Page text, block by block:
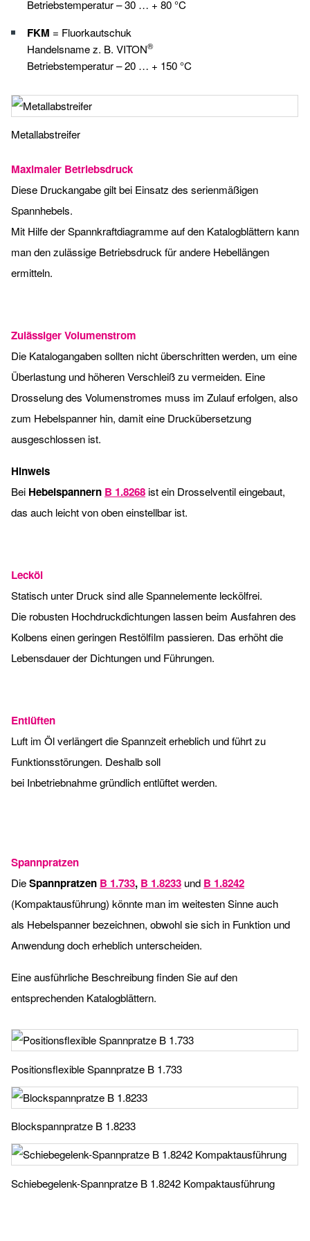
Betriebstemperatur – 30 … + 80 °C
FKM = Fluorkautschuk
Handelsname z. B. VITON®
Betriebstemperatur – 20 … + 150 °C
Metallabstreifer
Maximaler Betriebsdruck
Diese Druckangabe gilt bei Einsatz des serienmäßigen
Spannhebels.
Mit Hilfe der Spannkraftdiagramme auf den Katalogblättern kann
man den zulässige Betriebsdruck für andere Hebellängen
ermitteln.
Zulässiger Volumenstrom
Die Katalogangaben sollten nicht überschritten werden, um eine
Überlastung und höheren Verschleiß zu vermeiden. Eine
Drosselung des Volumenstromes muss im Zulauf erfolgen, also
zum Hebelspanner hin, damit eine Druckübersetzung
ausgeschlossen ist.
Hinweis
Bei Hebelspannern B 1.8268 ist ein Drosselventil eingebaut,
das auch leicht von oben einstellbar ist.
Lecköl
Statisch unter Druck sind alle Spannelemente leckölfrei.
Die robusten Hochdruckdichtungen lassen beim Ausfahren des
Kolbens einen geringen Restölfilm passieren. Das erhöht die
Lebensdauer der Dichtungen und Führungen.
Entlüften
Luft im Öl verlängert die Spannzeit erheblich und führt zu
Funktionsstörungen. Deshalb soll
bei Inbetriebnahme gründlich entlüftet werden.
Spannpratzen
DieSpannpratzen B 1.733, B 1.8233 und B 1.8242
(Kompaktausführung) könnte man im weitesten Sinne auch
als Hebelspanner bezeichnen, obwohl sie sich in Funktion und
Anwendung doch erheblich unterscheiden.
Eine ausführliche Beschreibung finden Sie auf den
entsprechenden Katalogblättern.
Positionsflexible Spannpratze B 1.733
Blockspannpratze B 1.8233
Schiebegelenk-Spannpratze B 1.8242 Kompaktausführung